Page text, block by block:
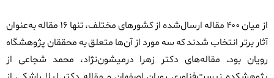
از میان ۴۰۰ مقاله ارسال‌شده از کشورهای مختلف، تنها ۱۶ مقالهبه‌عنوان
آثار برتر انتخاب شدند که سه مورد از آن‌ها متعلق به محققان پژوهشگاه
رویان بود. مقاله‌های دکتر زهرا درمیشون‌نژاد، محمد شجاعی از